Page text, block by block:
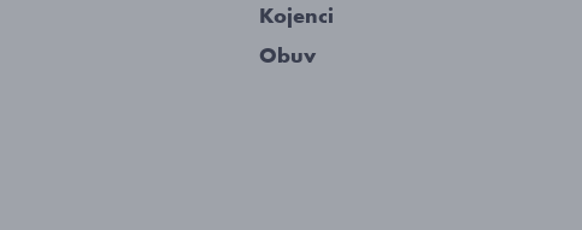
Kojenci
Obuv